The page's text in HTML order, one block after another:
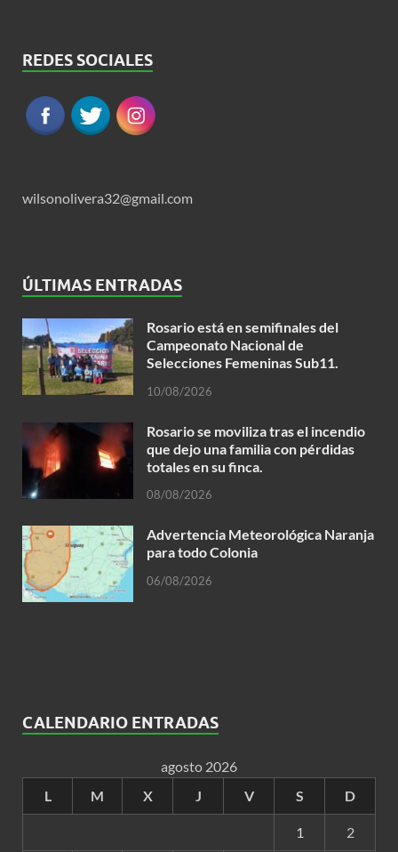
REDES SOCIALES
wilsonolivera32@gmail.com
ÚLTIMAS ENTRADAS
Rosario está en semifinales del
Campeonato Nacional de
Selecciones Femeninas Sub11.
10/08/2026
Rosario se moviliza tras el incendio
que dejo una familia con pérdidas
totales en su finca.
08/08/2026
Advertencia Meteorológica Naranja
para todo Colonia
06/08/2026
CALENDARIO ENTRADAS
agosto 2026
L
M X J V S D
1 2